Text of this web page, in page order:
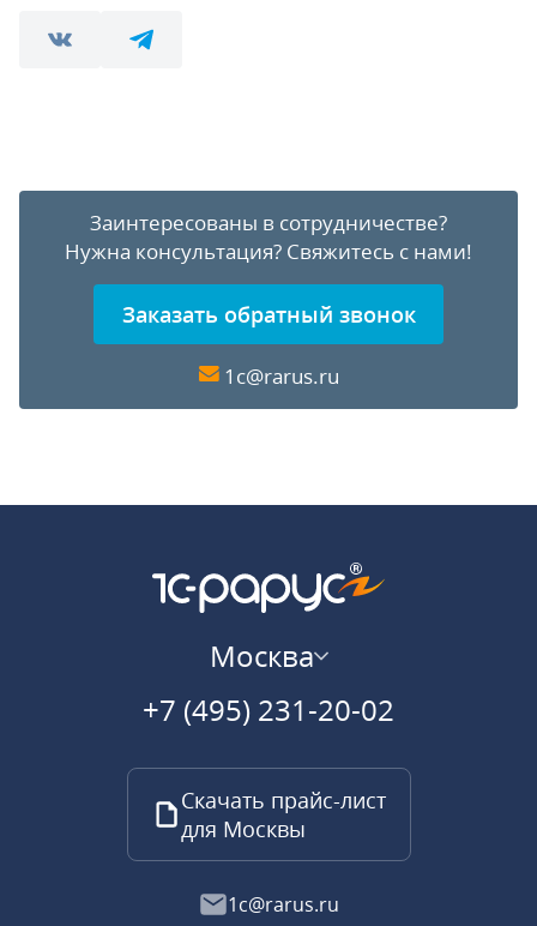
Заинтересованы в сотрудничестве?
Нужна консультация? Свяжитесь с нами!
Заказать обратный звонок
1c@rarus.ru
Москва
+7 (495) 231-20-02
Скачать прайс-лист
для Москвы
1c@rarus.ru